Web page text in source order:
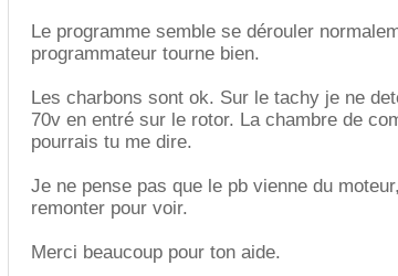
Le programme semble se dérouler
programmateur tourne bien.
Les charbons sont ok. Sur le tachy je ne
70v en entré sur le rotor. La chambre de
pourrais tu me dire.
Je ne pense pas que le pb vienne du
remonter pour voir.
Merci beaucoup pour ton aide.